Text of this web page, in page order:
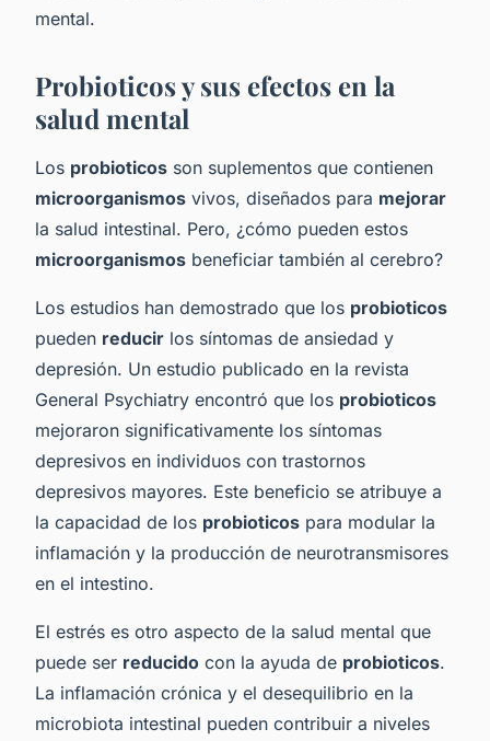
mental.
Probioticos y sus efectos en la
salud mental
Los probioticos son suplementos que contienen
microorganismos vivos, diseñados para mejorar
la salud intestinal. Pero, ¿cómo pueden estos
microorganismos beneficiar también al cerebro?
Los estudios han demostrado que los probioticos
pueden reducir los síntomas de ansiedad y
depresión. Un estudio publicado en la revista
General Psychiatry encontró que los probioticos
mejoraron significativamente los síntomas
depresivos en individuos con trastornos
depresivos mayores. Este beneficio se atribuye a
la capacidad de los probioticos para modular la
inflamación y la producción de neurotransmisores
en el intestino.
El estrés es otro aspecto de la salud mental que
puede ser reducido con la ayuda de probioticos.
La inflamación crónica y el desequilibrio en la
microbiota intestinal pueden contribuir a niveles